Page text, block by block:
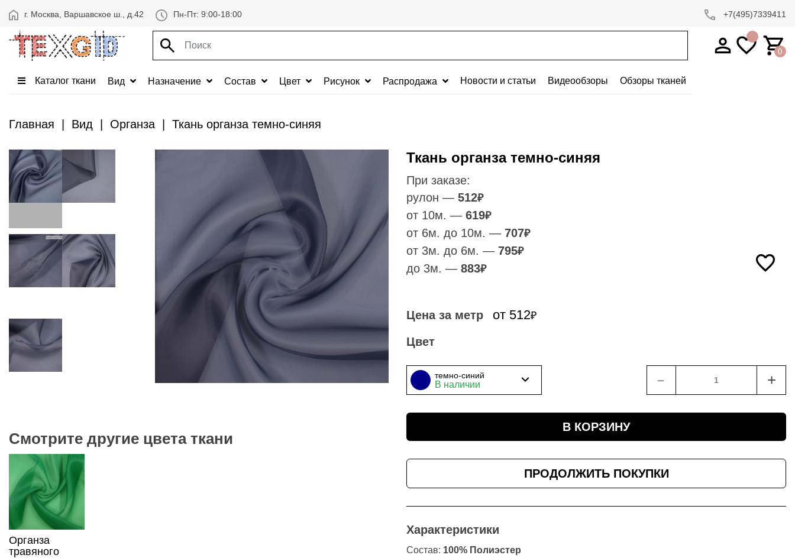
г. Москва, Варшавское ш., д.42 Пн-Пт: 9:00-18:00 +7(495)7339411
0
Каталог ткани Вид Назначение Состав Цвет Рисунок Распродажа Новости и статьи Видеообзоры Обзоры тканей
Главная Вид Органза Ткань органза темно-синяя
Ткань органза темно-синяя
При заказе:
рулон — 512₽
от 10м. — 619₽
от 6м. до 10м. — 707₽
от 3м. до 6м. — 795₽
до 3м. — 883₽
Цена за метр от 512₽
Цвет
темно-синий
В наличии ﹣ +
В КОРЗИНУ
ПРОДОЛЖИТЬ ПОКУПКИ
Характеристики
Состав: 100% Полиэстер
Смотрите другие цвета ткани
Органза
травяного